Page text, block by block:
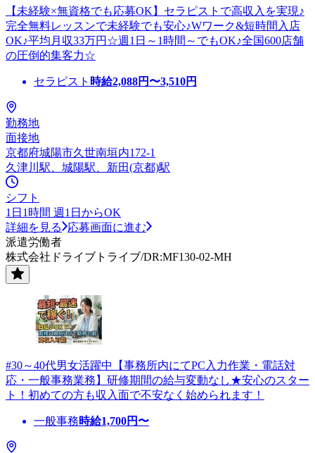
【未経験×無資格でも応募OK】セラピストで高収入を実現♪
完全無料レッスンで未経験でも安心♪Wワーク&短時間入店
OK♪平均月収33万円☆週1日～1時間～でもOK♪全国600店舗
の圧倒的集客力☆
セラピスト 時給2,088円〜3,510円
勤務地
面接地
京都府城陽市久世南垣内172-1
久津川駅、城陽駅、新田(京都)駅
シフト
1日1時間 週1日からOK
詳細を見る
応募画面に進む
派遣労働者
株式会社ドライブトライブ/DR:MF130-02-MH
#30～40代男女活躍中【事務所内にてPC入力作業・電話対
応・一般事務業務】研修期間の給与変動なし★安心のスター
ト！初めての方も収入面で不安なく始められます！
一般事務時給1,700円〜